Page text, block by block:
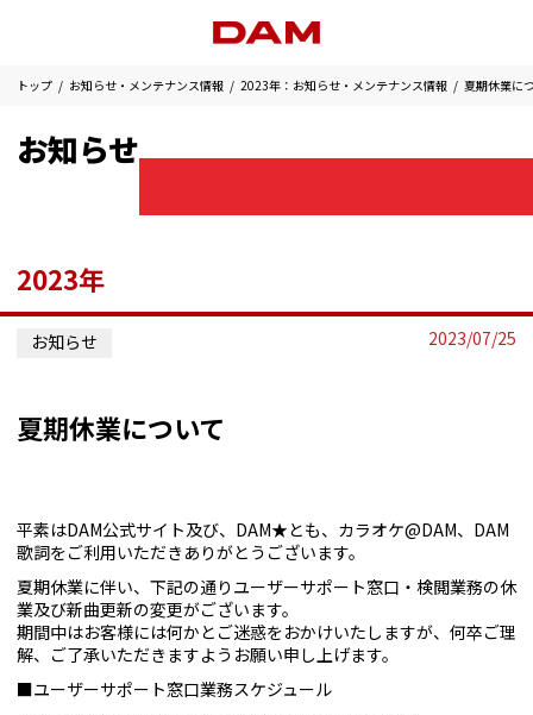
トップ お知らせ・メンテナンス情報 2023年：お知らせ・メンテナンス情報 夏期休業に
お知らせ
2023年
お知らせ 2023/07/25
夏期休業について
平素はDAM公式サイト及び、DAM★とも、カラオケ@DAM、DAM
歌詞をご利用いただきありがとうございます。
夏期休業に伴い、下記の通りユーザーサポート窓口・検閲業務の休
業及び新曲更新の変更がございます。
期間中はお客様には何かとご迷惑をおかけいたしますが、何卒ご理
解、ご了承いただきますようお願い申し上げます。
■ユーザーサポート窓口業務スケジュール